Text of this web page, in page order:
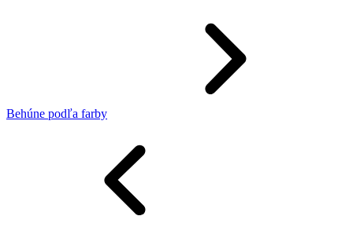
Behúne podľa farby